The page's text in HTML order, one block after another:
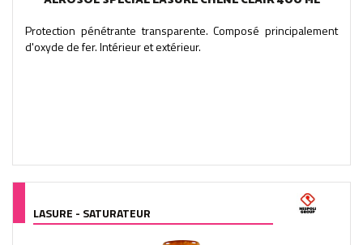
Protection pénétrante transparente. Composé principalement
d'oxyde de fer. Intérieur et extérieur.
LASURE - SATURATEUR